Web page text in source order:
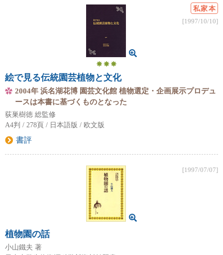
絵で見る伝統園芸植物と文化
2004年 浜名湖花博 園芸文化館 植物選定・企画展示プロデュ
ースは本書に基づくものとなった
荻巣樹徳 総監修
A4判 / 278頁 / 日本語版 / 欧文版
書評
私家本
[1997/10/10]
植物園の話
小山鐵夫 著
[1997/07/07]